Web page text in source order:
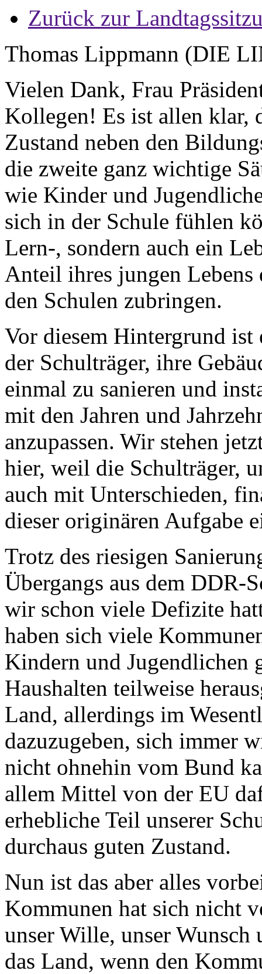
Zurück zur
Thomas Lippmann (DIE
Vielen Dank, Frau
Kollegen! Es ist allen klar,
Zustand neben den
die zweite ganz wichtige
wie Kinder und
sich in der Schule fühlen
Lern-, sondern auch ein
Anteil ihres jungen
den Schulen zubringen.
Vor diesem Hintergrund ist
der Schulträger, ihre
einmal zu sanieren und
mit den Jahren und
anzupassen. Wir stehen
hier, weil die Schulträger,
auch mit Unterschieden,
dieser originären Aufgabe
Trotz des riesigen
Übergangs aus dem DDR-
wir schon viele Defizite
haben sich viele
Kindern und Jugendlichen
Haushalten teilweise
Land, allerdings im
dazuzugeben, sich immer
nicht ohnehin vom Bund
allem Mittel von der EU
erhebliche Teil unserer
durchaus guten Zustand.
Nun ist das aber alles
Kommunen hat sich nicht
unser Wille, unser Wunsch
das Land, wenn den